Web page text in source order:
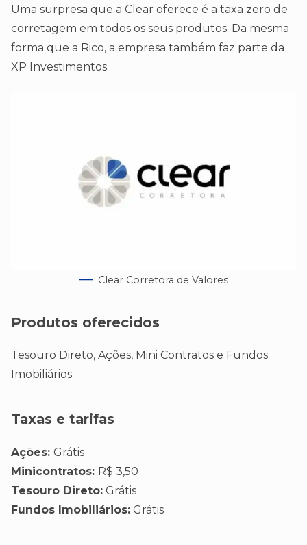
Uma surpresa que a Clear oferece é a taxa zero de
corretagem em todos os seus produtos. Da mesma
forma que a Rico, a empresa também faz parte da
XP Investimentos.
Clear Corretora de Valores
Produtos oferecidos
Tesouro Direto, Ações, Mini Contratos e Fundos
Imobiliários.
Taxas e tarifas
Ações: Grátis
Minicontratos: R$ 3,50
Tesouro Direto: Grátis
Fundos Imobiliários: Grátis